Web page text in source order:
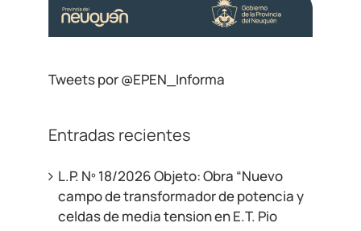
Tweets por @EPEN_Informa
Entradas recientes
L.P. Nº 18/2026 Objeto: Obra “Nuevo
campo de transformador de potencia y
celdas de media tension en E.T. Pio